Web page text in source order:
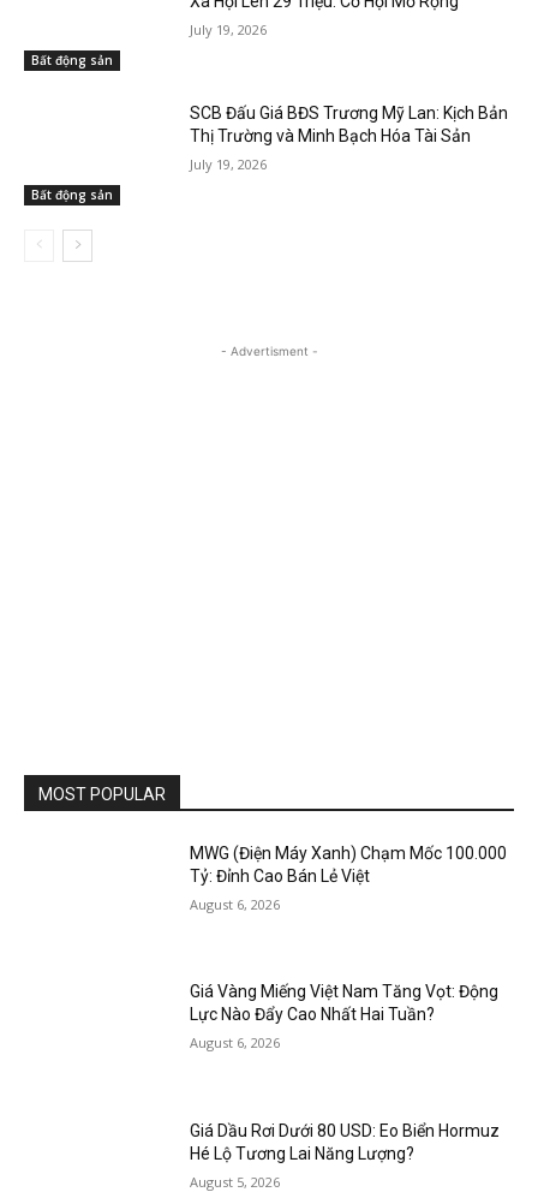
Bất động sản
July 19, 2026
Bất động sản
SCB Đấu Giá BĐS Trương Mỹ Lan: Kịch Bản
Thị Trường và Minh Bạch Hóa Tài Sản
July 19, 2026
- Advertisment -
MOST POPULAR
MWG (Điện Máy Xanh) Chạm Mốc 100.000
Tỷ: Đỉnh Cao Bán Lẻ Việt
August 6, 2026
Giá Vàng Miếng Việt Nam Tăng Vọt: Động
Lực Nào Đẩy Cao Nhất Hai Tuần?
August 6, 2026
Giá Dầu Rơi Dưới 80 USD: Eo Biển Hormuz
Hé Lộ Tương Lai Năng Lượng?
August 5, 2026